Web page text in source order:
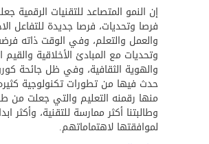
إن النمو المتصاعد للتقنيات الرقمية
فرصا وتحديات، فرصا جديدة للتفاعل
والعمل والتعلم، وفي الوقت ذاته
وتحديات مع المبادئ الأخلاقية والقيم
والهوية الثقافية، وفي ظل جائحة
حدث فيها من تطورات تكنولوجية كثيره
منها رقمنه التعليم والتي جعلت من
وطالبتنا أكثر ممارسة للتقنية، وأكثر
لموافقتها لاهتماماتهم.